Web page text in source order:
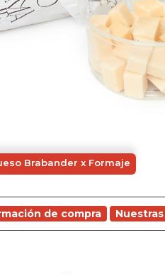
Brabander x Formaje
de compra